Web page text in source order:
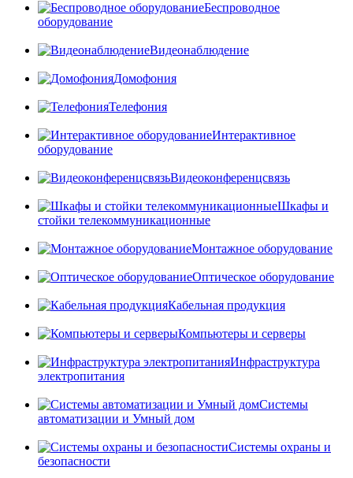
Беспроводное
оборудование
Видеонаблюдение
Домофония
Телефония
Интерактивное
оборудование
Видеоконференцсвязь
Шкафы и
стойки телекоммуникационные
Монтажное оборудование
Оптическое оборудование
Кабельная продукция
Компьютеры и серверы
Инфраструктура
электропитания
Системы
автоматизации и Умный дом
Системы охраны и
безопасности